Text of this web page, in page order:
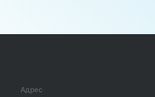
Адрес